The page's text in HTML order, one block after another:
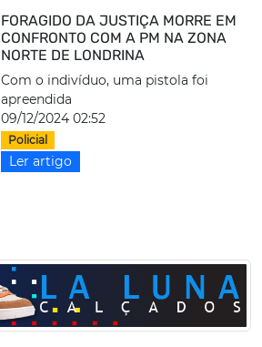
FORAGIDO DA JUSTIÇA MORRE EM
CONFRONTO COM A PM NA ZONA
NORTE DE LONDRINA
Com o indivíduo, uma pistola foi
apreendida
09/12/2024 02:52
Policial
Ler artigo